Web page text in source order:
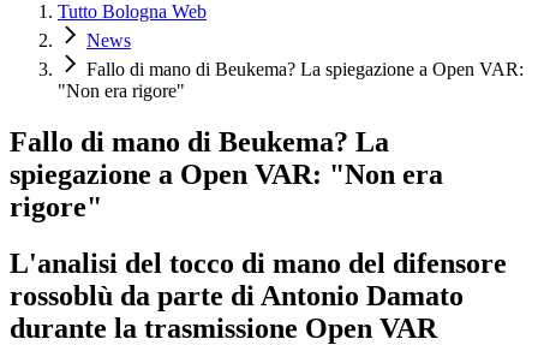
Tutto Bologna Web
News
Fallo di mano di Beukema? La spiegazione a Open VAR:
"Non era rigore"
Fallo di mano di Beukema? La
spiegazione a Open VAR: "Non era
rigore"
L'analisi del tocco di mano del difensore
rossoblù da parte di Antonio Damato
durante la trasmissione Open VAR